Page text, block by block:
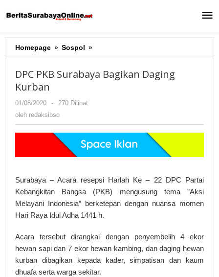
ke
Homepage » Sospol »
PKB
Bagikan
DPC PKB Surabaya Bagikan Daging
Kurban
01/08/2020
oleh
redaksibso
-
270 Dilihat
oleh redaksibso
Surabaya – Acara resepsi Harlah Ke – 22 DPC Partai
Kebangkitan Bangsa (PKB) mengusung tema ”Aksi
Melayani Indonesia” berketepan dengan nuansa momen
Hari Raya Idul Adha 1441 h.
Acara tersebut dirangkai dengan penyembelih 4 ekor
hewan sapi dan 7 ekor hewan kambing, dan daging hewan
kurban dibagikan kepada kader, simpatisan dan kaum
dhuafa serta warga sekitar.